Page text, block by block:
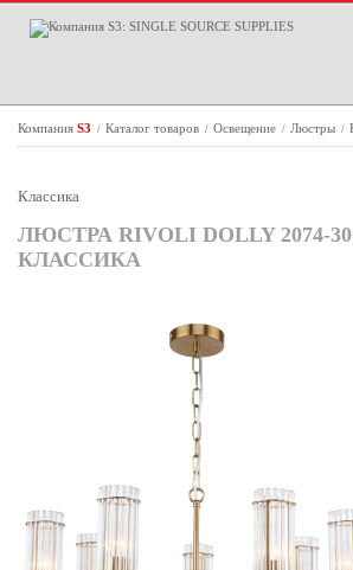
Компания S3 / Каталог товаров / Освещение / Люстры /
Классика
ЛЮСТРА RIVOLI DOLLY 2074-
КЛАССИКА